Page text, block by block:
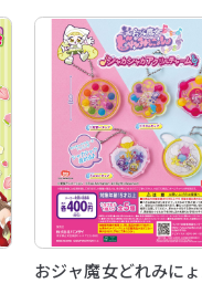
おジャ魔女どれみに